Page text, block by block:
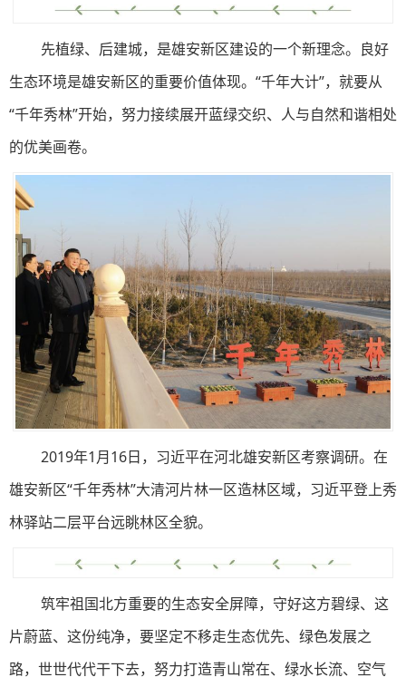
先植绿、后建城，是雄安新区建设的一个新理念。良好
生态环境是雄安新区的重要价值体现。“千年大计”，就要从
“千年秀林”开始，努力接续展开蓝绿交织、人与自然和谐相处
的优美画卷。
2019年1月16日，习近平在河北雄安新区考察调研。在
雄安新区“千年秀林”大清河片林一区造林区域，习近平登上秀
林驿站二层平台远眺林区全貌。
筑牢祖国北方重要的生态安全屏障，守好这方碧绿、这
片蔚蓝、这份纯净，要坚定不移走生态优先、绿色发展之
路，世世代代干下去，努力打造青山常在、绿水长流、空气